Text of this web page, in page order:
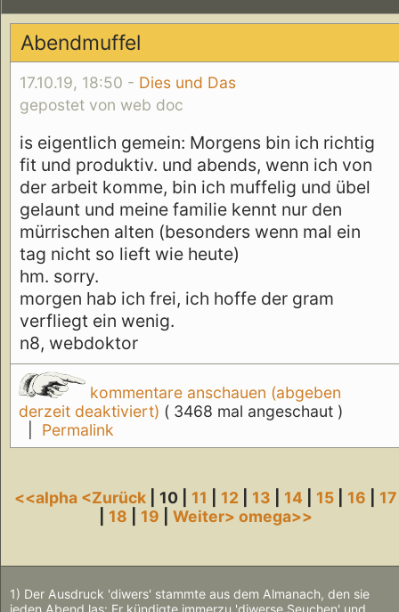
Abendmuffel
17.10.19, 18:50 - Dies und Das
gepostet von web doc
is eigentlich gemein: Morgens bin ich richtig
fit und produktiv. und abends, wenn ich von
der arbeit komme, bin ich muffelig und übel
gelaunt und meine familie kennt nur den
mürrischen alten (besonders wenn mal ein
tag nicht so lieft wie heute)
hm. sorry.
morgen hab ich frei, ich hoffe der gram
verfliegt ein wenig.
n8, webdoktor
kommentare anschauen (abgeben
derzeit deaktiviert) ( 3468 mal angeschaut )
Permalink
<<alpha <Zurück | 10 | 11 12 13 14 15 16
17
18 19 Weiter> omega>>
1) Der Ausdruck 'diwers' stammte aus dem Almanach, den sie
jeden Abend las: Er kündigte immerzu 'diwerse Seuchen' und